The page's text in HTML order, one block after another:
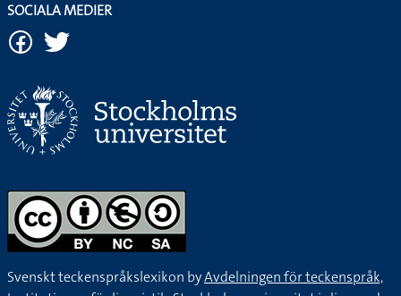
SOCIALA MEDIER
Svenskt teckenspråkslexikon byAvdelningen för teckenspråk,